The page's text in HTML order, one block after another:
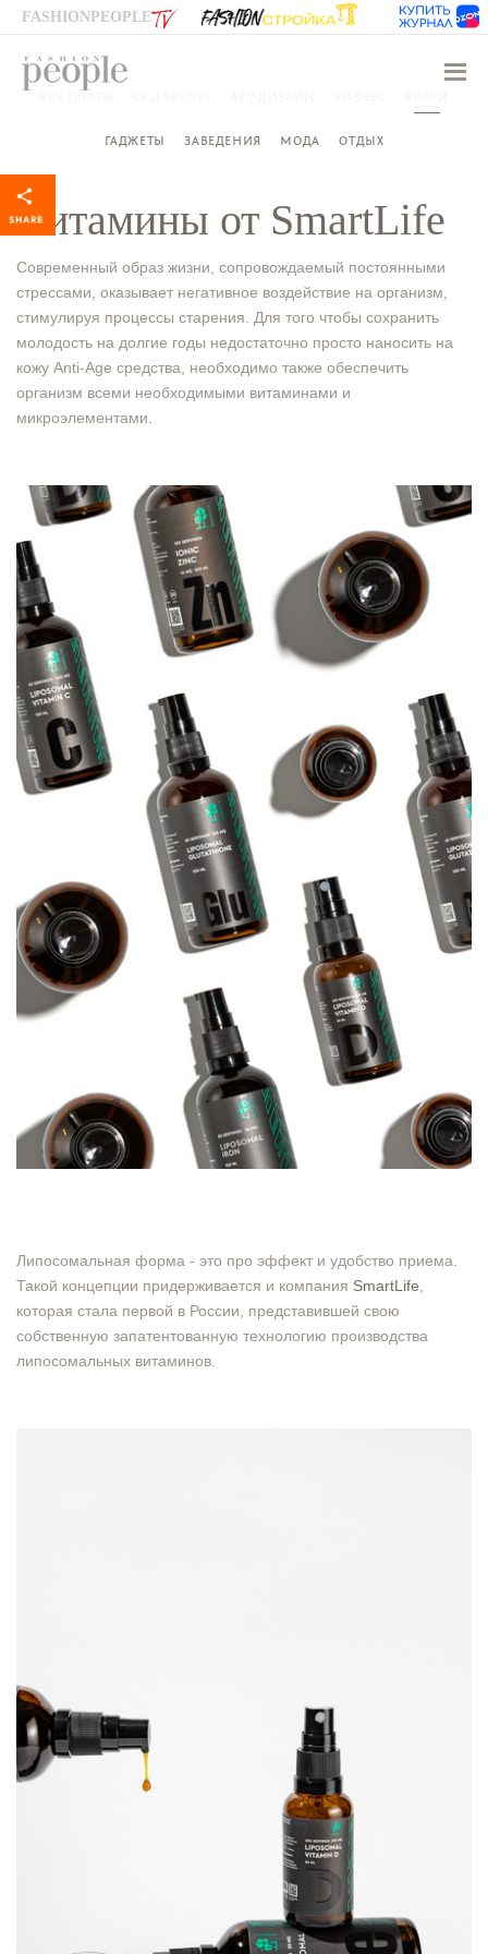
FASHIONPEOPLE
ГАДЖЕТЫ ЗАВЕДЕНИЯ МОДА ОТДЫХ
Витамины от SmartLife
Современный образ жизни, сопровождаемый постоянными
стрессами, оказывает негативное воздействие на организм,
стимулируя процессы старения. Для того чтобы сохранить
молодость на долгие годы недостаточно просто наносить на
кожу Anti-Age средства, необходимо также обеспечить
организм всеми необходимыми витаминами и
микроэлементами.
Липосомальная форма - это про эффект и удобство приема.
Такой концепции придерживается и компания SmartLife
которая стала первой в России, представившей свою
собственную запатентованную технологию производства
липосомальных витаминов.